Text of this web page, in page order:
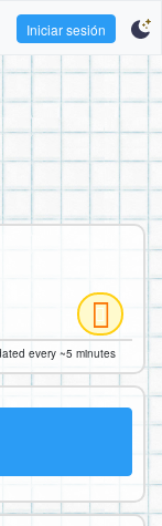
Iniciar sesión
every ~5 minutes